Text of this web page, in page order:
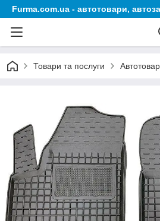
Furma.com.ua - автотовари,
Товари та послуги